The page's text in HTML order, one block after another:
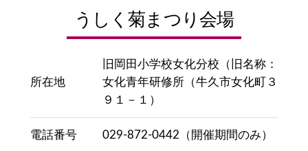
うしく菊まつり会場
所在地
旧岡田小学校女化分校（旧名称：
女化青年研修所（牛久市女化町３
９１－１）
電話番号 029-872-0442（開催期間のみ）